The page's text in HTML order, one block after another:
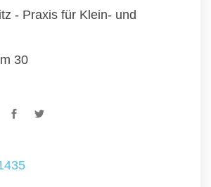
- Praxis für Klein- und
30